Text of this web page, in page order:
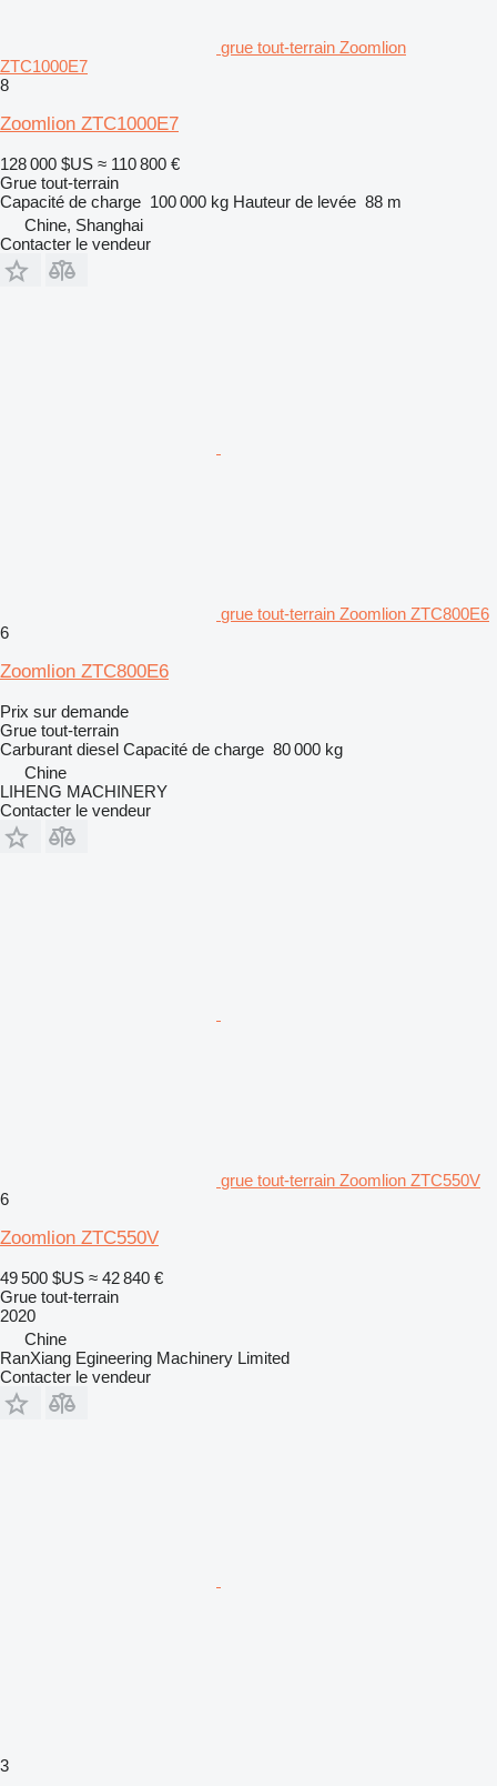
grue tout-terrain Zoomlion
ZTC1000E7
8
Zoomlion ZTC1000E7
128 000 $US ≈ 110 800 €
Grue tout-terrain
Capacité de charge 100 000 kg Hauteur de levée 88 m
Chine, Shanghai
Contacter le vendeur
grue tout-terrain Zoomlion ZTC800E6
6
Zoomlion ZTC800E6
Prix sur demande
Grue tout-terrain
Carburant diesel Capacité de charge 80 000 kg
Chine
LIHENG MACHINERY
Contacter le vendeur
grue tout-terrain Zoomlion ZTC550V
6
Zoomlion ZTC550V
49 500 $US ≈ 42 840 €
Grue tout-terrain
2020
Chine
RanXiang Egineering Machinery Limited
Contacter le vendeur
3